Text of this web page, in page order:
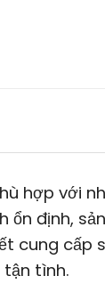
hợp với
ổn định, sản
cung cấp
tình.